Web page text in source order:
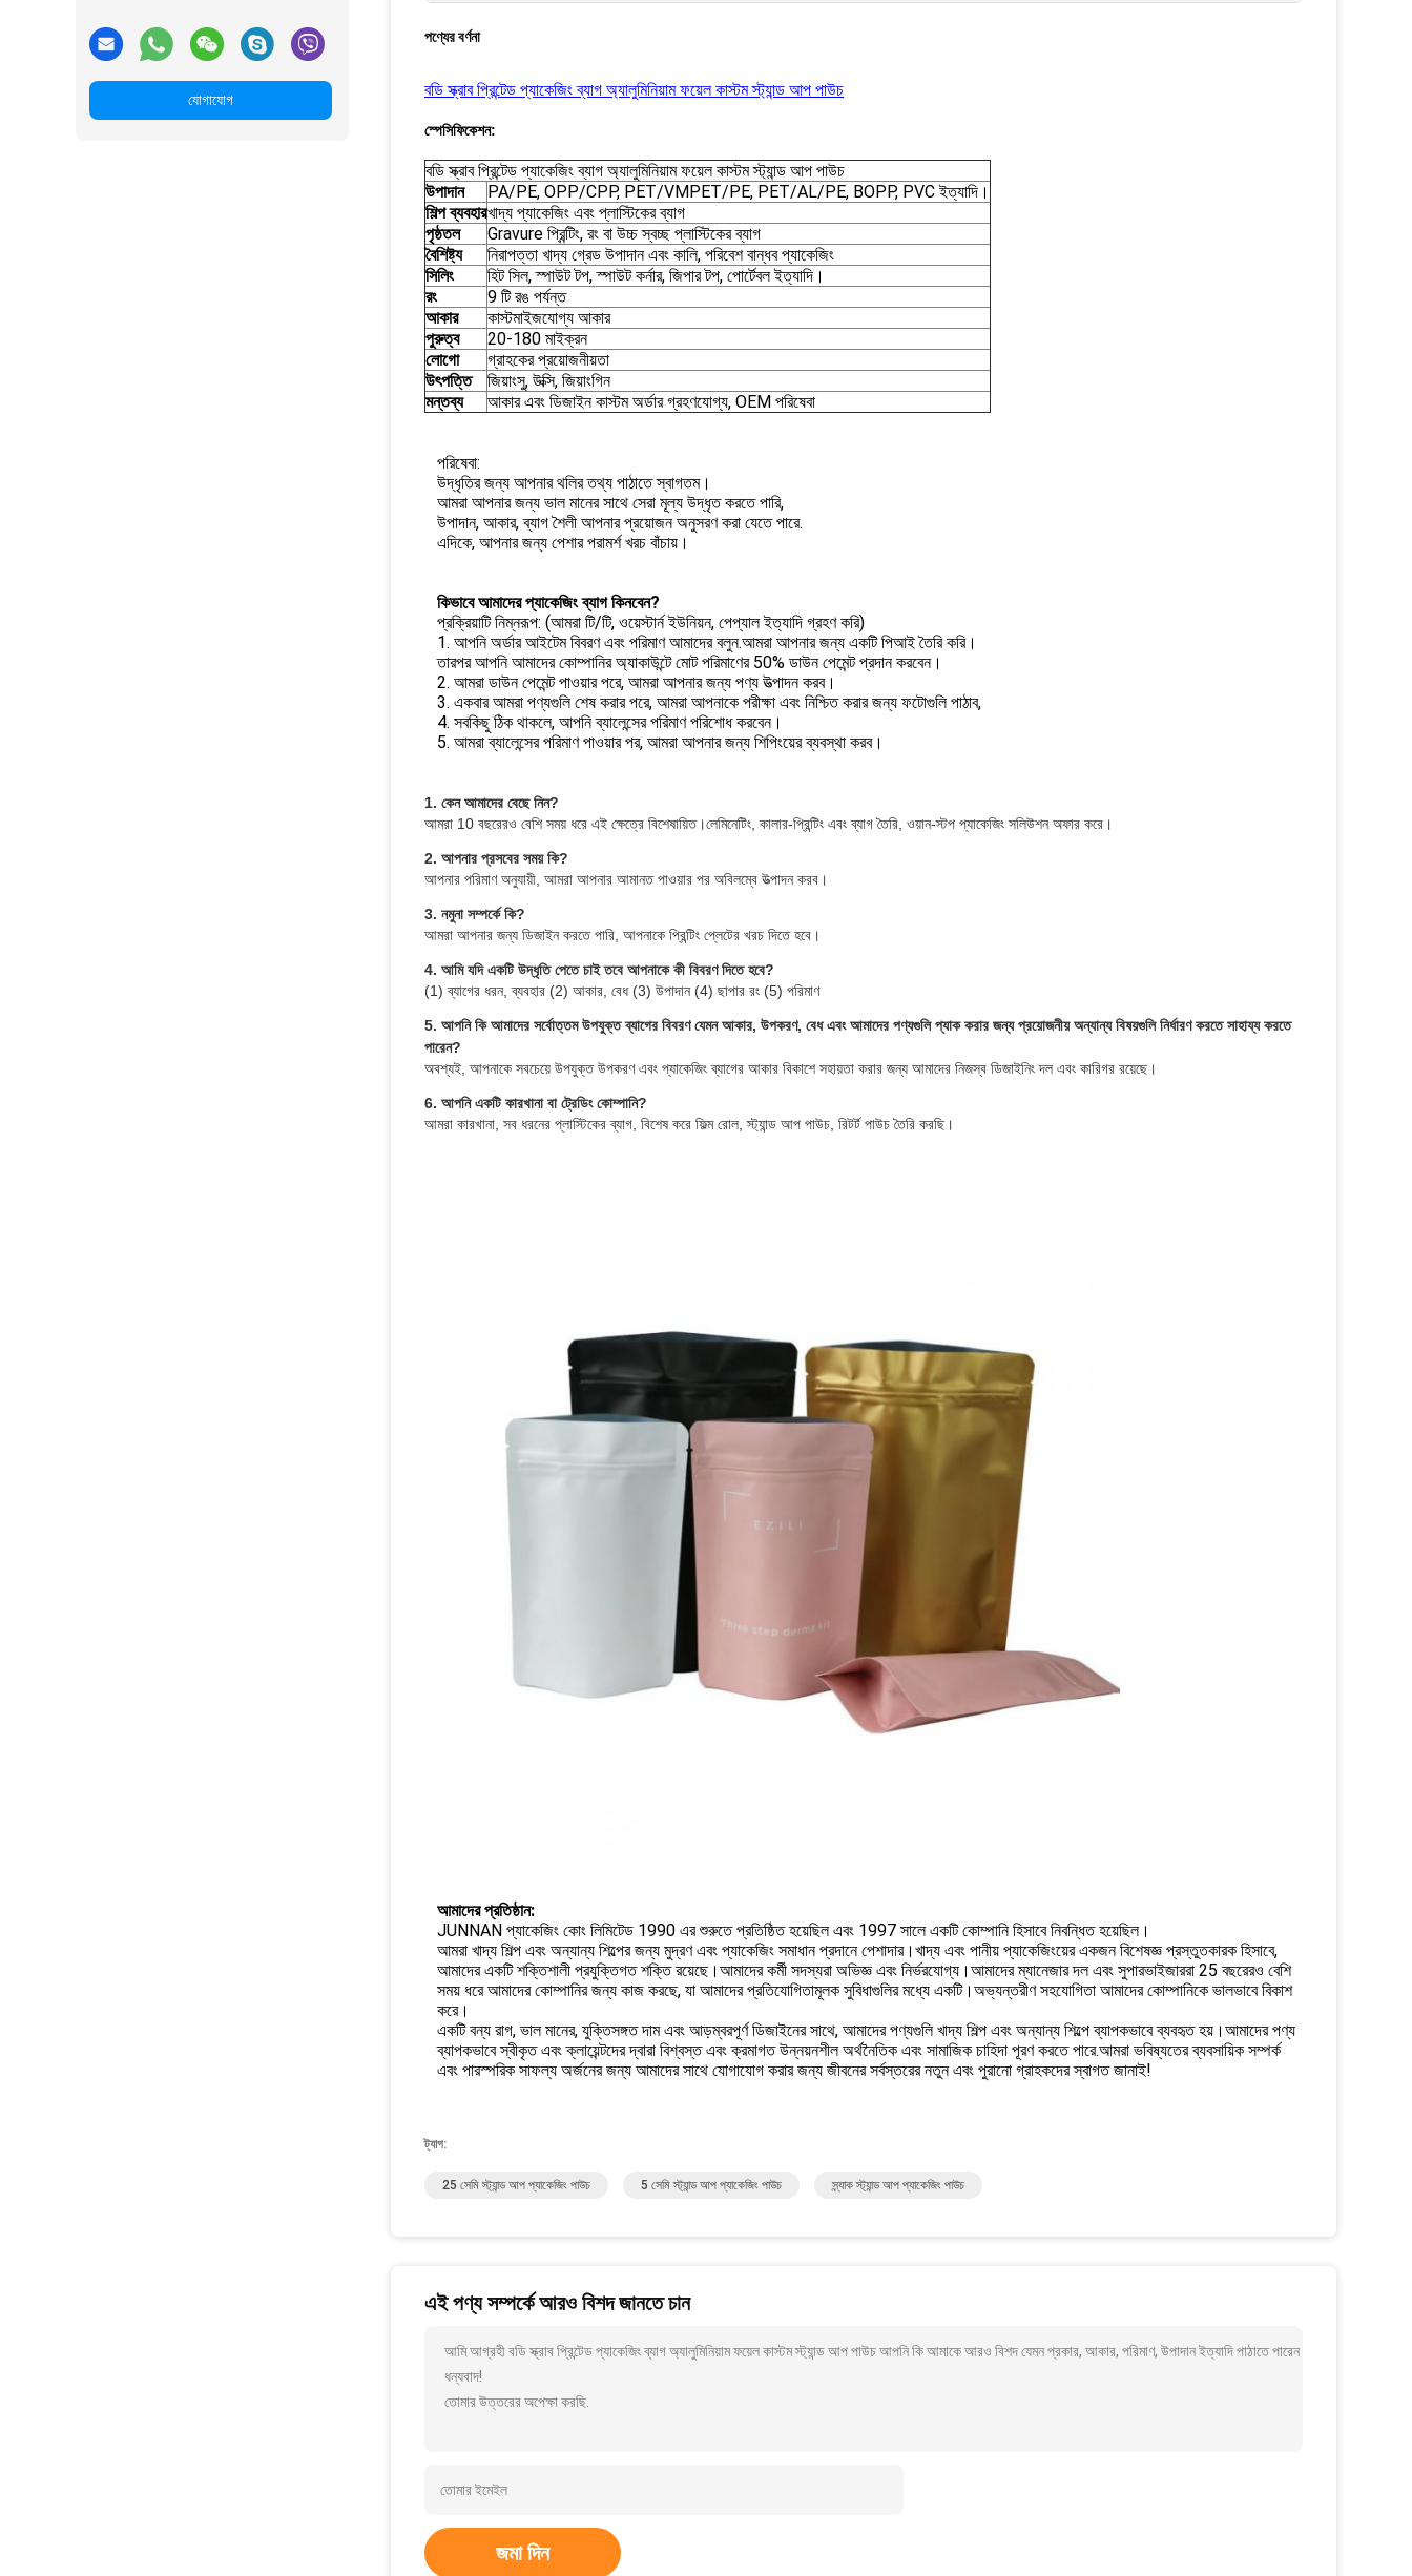
যোগাযোগ
পণ্যের বর্ণনা
বডি স্ক্রাব প্রিন্টেড প্যাকেজিং ব্যাগ অ্যালুমিনিয়াম ফয়েল কাস্টম স্ট্যান্ড আপ পাউচ
স্পেসিফিকেশন:
বডি স্ক্রাব প্রিন্টেড প্যাকেজিং ব্যাগ অ্যালুমিনিয়াম ফয়েল কাস্টম স্ট্যান্ড আপ পাউচ
উপাদান
PA/PE, OPP/CPP, PET/VMPET/PE, PET/AL/PE, BOPP, PVC ইত্যাদি।
শিল্প ব্যবহারখাদ্য প্যাকেজিং এবং প্লাস্টিকের ব্যাগ
পৃষ্ঠতল
Gravure প্রিন্টিং, রং বা উচ্চ স্বচ্ছ প্লাস্টিকের ব্যাগ
বৈশিষ্ট্য
নিরাপত্তা খাদ্য গ্রেড উপাদান এবং কালি, পরিবেশ বান্ধব প্যাকেজিং
সিলিং
হিট সিল, স্পাউট টপ, স্পাউট কর্নার, জিপার টপ, পোর্টেবল ইত্যাদি।
রং
9 টি রঙ পর্যন্ত
আকার
কাস্টমাইজযোগ্য আকার
পুরুত্ব
20-180 মাইক্রন
লোগো
গ্রাহকের প্রয়োজনীয়তা
উৎপত্তি
জিয়াংসু, উক্সি, জিয়াংগিন
মন্তব্য
আকার এবং ডিজাইন কাস্টম অর্ডার গ্রহণযোগ্য, OEM পরিষেবা
পরিষেবা:
উদ্ধৃতির জন্য আপনার থলির তথ্য পাঠাতে স্বাগতম।
আমরা আপনার জন্য ভাল মানের সাথে সেরা মূল্য উদ্ধৃত করতে পারি,
উপাদান, আকার, ব্যাগ শৈলী আপনার প্রয়োজন অনুসরণ করা যেতে পারে.
এদিকে, আপনার জন্য পেশার পরামর্শ খরচ বাঁচায়।
কিভাবে আমাদের প্যাকেজিং ব্যাগ কিনবেন?
প্রক্রিয়াটি নিম্নরূপ: (আমরা টি/টি, ওয়েস্টার্ন ইউনিয়ন, পেপ্যাল ​​ইত্যাদি গ্রহণ করি)
1. আপনি অর্ডার আইটেম বিবরণ এবং পরিমাণ আমাদের বলুন.আমরা আপনার জন্য একটি পিআই তৈরি করি।
তারপর আপনি আমাদের কোম্পানির অ্যাকাউন্টে মোট পরিমাণের 50% ডাউন পেমেন্ট প্রদান করবেন।
2. আমরা ডাউন পেমেন্ট পাওয়ার পরে, আমরা আপনার জন্য পণ্য উত্পাদন করব।
3. একবার আমরা পণ্যগুলি শেষ করার পরে, আমরা আপনাকে পরীক্ষা এবং নিশ্চিত করার জন্য ফটোগুলি পাঠাব,
4. সবকিছু ঠিক থাকলে, আপনি ব্যালেন্সের পরিমাণ পরিশোধ করবেন।
5. আমরা ব্যালেন্সের পরিমাণ পাওয়ার পর, আমরা আপনার জন্য শিপিংয়ের ব্যবস্থা করব।
1. কেন আমাদের বেছে নিন?
আমরা 10 বছরেরও বেশি সময় ধরে এই ক্ষেত্রে বিশেষায়িত।লেমিনেটিং, কালার-প্রিন্টিং এবং ব্যাগ তৈরি, ওয়ান-স্টপ প্যাকেজিং সলিউশন অফার করে।
2. আপনার প্রসবের সময় কি?
আপনার পরিমাণ অনুযায়ী, আমরা আপনার আমানত পাওয়ার পর অবিলম্বে উত্পাদন করব।
3. নমুনা সম্পর্কে কি?
আমরা আপনার জন্য ডিজাইন করতে পারি, আপনাকে প্রিন্টিং প্লেটের খরচ দিতে হবে।
4. আমি যদি একটি উদ্ধৃতি পেতে চাই তবে আপনাকে কী বিবরণ দিতে হবে?
(1) ব্যাগের ধরন, ব্যবহার (2) আকার, বেধ (3) উপাদান (4) ছাপার রং (5) পরিমাণ
5. আপনি কি আমাদের সর্বোত্তম উপযুক্ত ব্যাগের বিবরণ যেমন আকার, উপকরণ, বেধ এবং আমাদের পণ্যগুলি প্যাক করার জন্য প্রয়োজনীয় অন্যান্য বিষয়গুলি নির্ধারণ করতে সাহায্য করতে
পারেন?
অবশ্যই, আপনাকে সবচেয়ে উপযুক্ত উপকরণ এবং প্যাকেজিং ব্যাগের আকার বিকাশে সহায়তা করার জন্য আমাদের নিজস্ব ডিজাইনিং দল এবং কারিগর রয়েছে।
6. আপনি একটি কারখানা বা ট্রেডিং কোম্পানি?
আমরা কারখানা, সব ধরনের প্লাস্টিকের ব্যাগ, বিশেষ করে ফিল্ম রোল, স্ট্যান্ড আপ পাউচ, রিটর্ট পাউচ তৈরি করছি।
আমাদের প্রতিষ্ঠান:
JUNNAN প্যাকেজিং কোং লিমিটেড 1990 এর শুরুতে প্রতিষ্ঠিত হয়েছিল এবং 1997 সালে একটি কোম্পানি হিসাবে নিবন্ধিত হয়েছিল।
আমরা খাদ্য শিল্প এবং অন্যান্য শিল্পের জন্য মুদ্রণ এবং প্যাকেজিং সমাধান প্রদানে পেশাদার।খাদ্য এবং পানীয় প্যাকেজিংয়ের একজন বিশেষজ্ঞ প্রস্তুতকারক হিসাবে,
আমাদের একটি শক্তিশালী প্রযুক্তিগত শক্তি রয়েছে।আমাদের কর্মী সদস্যরা অভিজ্ঞ এবং নির্ভরযোগ্য।আমাদের ম্যানেজার দল এবং সুপারভাইজাররা 25 বছরেরও বেশি
সময় ধরে আমাদের কোম্পানির জন্য কাজ করছে, যা আমাদের প্রতিযোগিতামূলক সুবিধাগুলির মধ্যে একটি।অভ্যন্তরীণ সহযোগিতা আমাদের কোম্পানিকে ভালভাবে বিকাশ
করে।
একটি বন্য রাগ, ভাল মানের, যুক্তিসঙ্গত দাম এবং আড়ম্বরপূর্ণ ডিজাইনের সাথে, আমাদের পণ্যগুলি খাদ্য শিল্প এবং অন্যান্য শিল্পে ব্যাপকভাবে ব্যবহৃত হয়।আমাদের পণ্য
ব্যাপকভাবে স্বীকৃত এবং ক্লায়েন্টদের দ্বারা বিশ্বস্ত এবং ক্রমাগত উন্নয়নশীল অর্থনৈতিক এবং সামাজিক চাহিদা পূরণ করতে পারে.আমরা ভবিষ্যতের ব্যবসায়িক সম্পর্ক
এবং পারস্পরিক সাফল্য অর্জনের জন্য আমাদের সাথে যোগাযোগ করার জন্য জীবনের সর্বস্তরের নতুন এবং পুরানো গ্রাহকদের স্বাগত জানাই!
ট্যাগ:
25 সেমি স্ট্যান্ড আপ প্যাকেজিং পাউচ 5 সেমি স্ট্যান্ড আপ প্যাকেজিং পাউচ স্ন্যাক স্ট্যান্ড আপ প্যাকেজিং পাউচ
এই পণ্য সম্পর্কে আরও বিশদ জানতে চান
আমি আগ্রহী বডি স্ক্রাব প্রিন্টেড প্যাকেজিং ব্যাগ অ্যালুমিনিয়াম ফয়েল কাস্টম স্ট্যান্ড আপ পাউচ আপনি কি আমাকে আরও বিশদ যেমন প্রকার, আকার, পরিমাণ, উপাদান ইত্যাদি পাঠাতে পারেন
ধন্যবাদ!
তোমার উত্তরের অপেক্ষা করছি.
জমা দিন